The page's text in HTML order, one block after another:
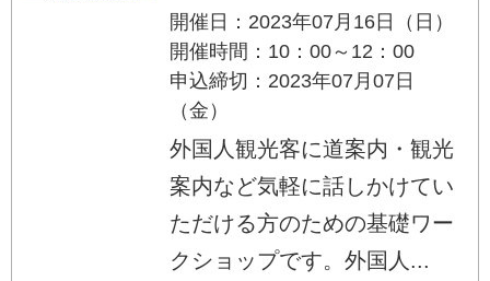
開催日：2023年07月16日（日）
開催時間：10：00～12：00
申込締切：2023年07月07日
（金）
外国人観光客に道案内・観光
案内など気軽に話しかけてい
ただける方のための基礎ワー
クショップです。外国人...